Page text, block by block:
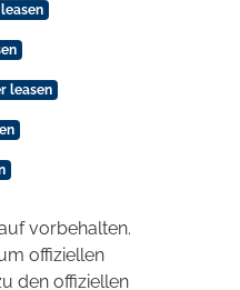
leasen
vorbehalten.
offiziellen
den offiziellen